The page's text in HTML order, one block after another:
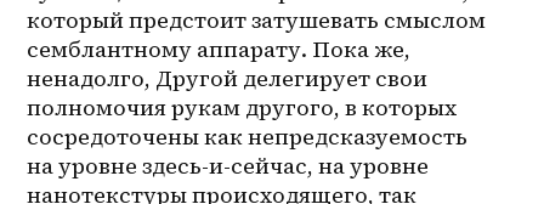
который предстоит затушевать смыслом
семблантному аппарату. Пока же,
ненадолго, Другой делегирует свои
полномочия рукам другого, в которых
сосредоточены как непредсказуемость
на уровне здесь-и-сейчас, на уровне
нанотекстуры происходящего, так